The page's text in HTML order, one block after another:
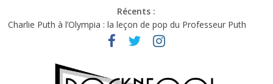
Récents :
Charlie Puth à l’Olympia : la leçon de pop du Professeur Puth
Festival Triptyque : un nouveau festival de musique indépendant
Hellfest 2026 vendredi : température et émotions en hausse
Hellfest 2026 jeudi : impossible de choisir entre chaleur et bonne